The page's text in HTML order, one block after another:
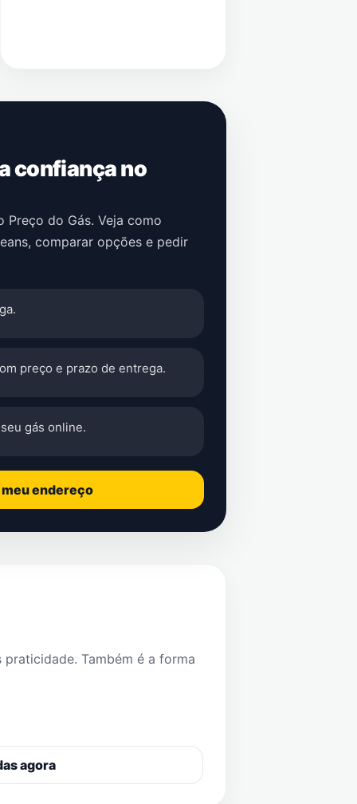
confiança no
do Gás. Veja como
, comparar opções e pedir
preço e prazo de entrega.
gás online.
endereço
Também é a forma
agora